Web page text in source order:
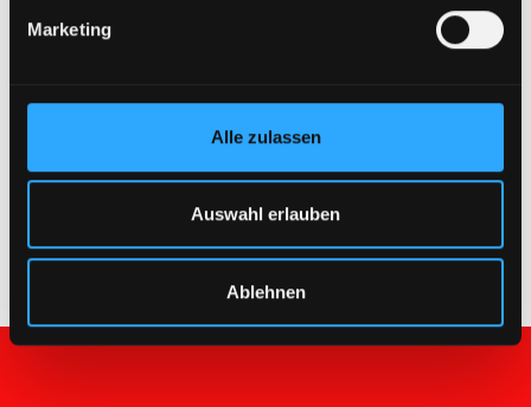
Marketing
Alle zulassen
Auswahl erlauben
Ablehnen
einschließlich einer unternehmensweiten
Exemplarische Success Story 